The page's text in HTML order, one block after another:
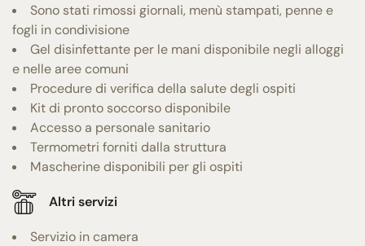
Sono stati rimossi giornali, menù stampati, penne e
fogli in condivisione
Gel disinfettante per le mani disponibile negli alloggi
e nelle aree comuni
Procedure di verifica della salute degli ospiti
Kit di pronto soccorso disponibile
Accesso a personale sanitario
Termometri forniti dalla struttura
Mascherine disponibili per gli ospiti
Altri servizi
Servizio in camera